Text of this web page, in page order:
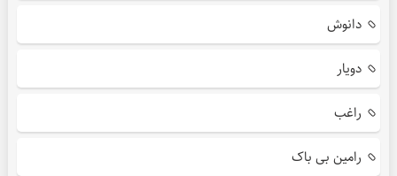
دانوش
دویار
راغب
رامین بی باک